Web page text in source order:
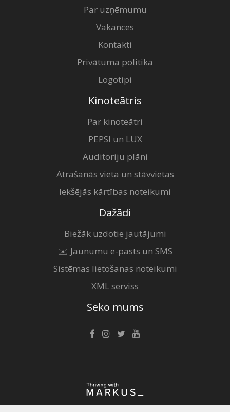
Par uzņēmumu
Vakances
Kontakti
Privātuma politika
Logotipi
Kinoteātris
Par kinoteātri
PEPSI un LUX
Auditoriju plāni
Atrašanās vieta un stāvvietas
Iekšējās kārtības noteikumi
Dažādi
Biežāk uzdotie jautājumi
✉️ Jaunumu e-pasts un SMS
Sistēmas lietošanas noteikumi
XML serviss
Seko mums